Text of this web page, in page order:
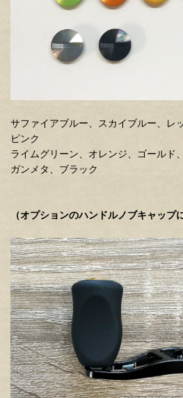
サファイアブルー、スカイブルー、レ
ピンク
ライムグリーン、オレンジ、ゴールド
ガンメタ、ブラック
（オプションのハンドルノブキャップ